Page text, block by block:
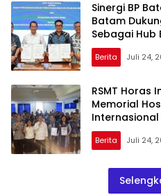
Sinergi BP
Batam
Sebagai Hub
Berita Juli 24,
RSMT Horas
Memorial
Internasional
Diamond
Berita Juli 24,